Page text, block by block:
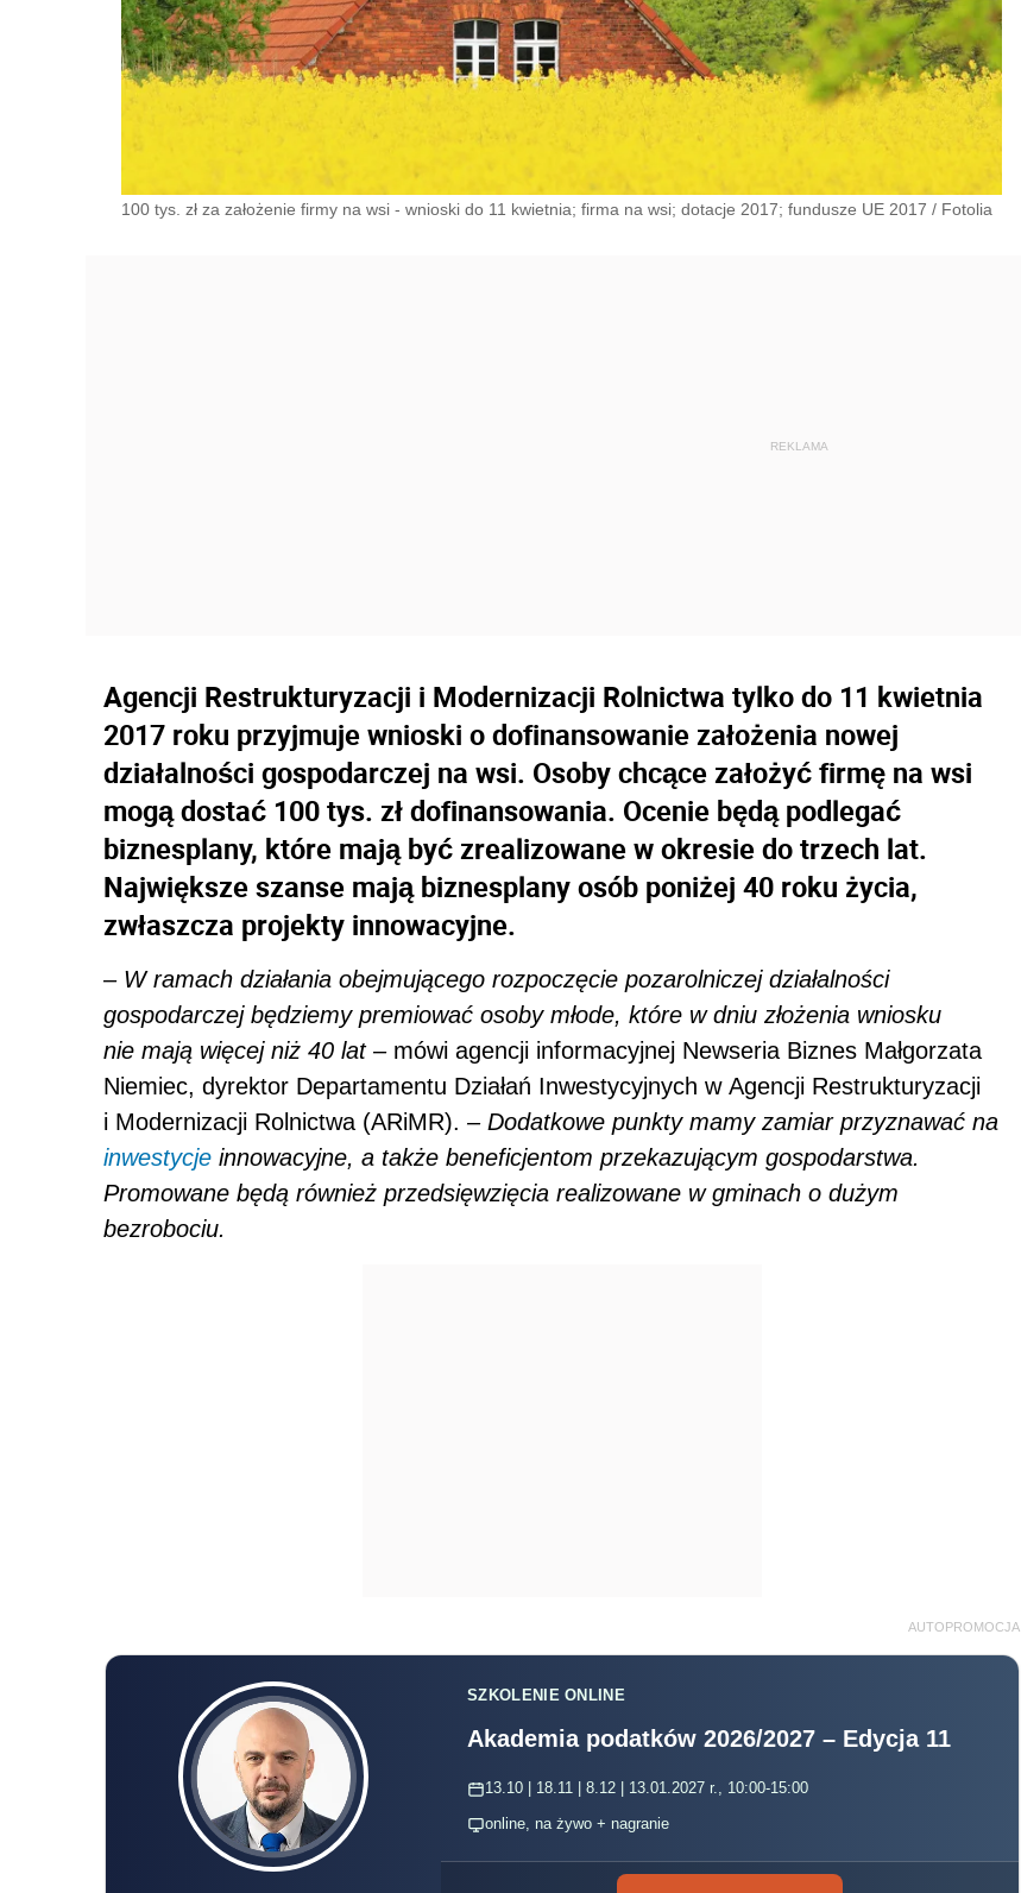
100 tys. zł za założenie firmy na wsi - wnioski do 11 kwietnia; firma na wsi; dotacje 2017; fundusze UE 2017 / Fotolia
Agencji Restrukturyzacji i Modernizacji Rolnictwa tylko do 11 kwietnia
2017 roku przyjmuje wnioski o dofinansowanie założenia nowej
działalności gospodarczej na wsi. Osoby chcące założyć firmę na wsi
mogą dostać 100 tys. zł dofinansowania. Ocenie będą podlegać
biznesplany, które mają być zrealizowane w okresie do trzech lat.
Największe szanse mają biznesplany osób poniżej 40 roku życia,
zwłaszcza projekty innowacyjne.
– W ramach działania obejmującego rozpoczęcie pozarolniczej działalności
gospodarczej będziemy premiować osoby młode, które w dniu złożenia wniosku
nie mają więcej niż 40 lat – mówi agencji informacyjnej Newseria Biznes Małgorzata
Niemiec, dyrektor Departamentu Działań Inwestycyjnych w Agencji Restrukturyzacji
i Modernizacji Rolnictwa (ARiMR). – Dodatkowe punkty mamy zamiar przyznawać na
inwestycje innowacyjne, a także beneficjentom przekazującym gospodarstwa.
Promowane będą również przedsięwzięcia realizowane w gminach o dużym
bezrobociu.
AUTOPROMOCJA
SZKOLENIE ONLINE
Akademia podatków 2026/2027 – Edycja 11
13.10 | 18.11 | 8.12 | 13.01.2027 r., 10:00-15:00
online, na żywo + nagranie